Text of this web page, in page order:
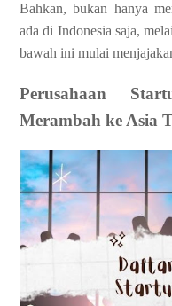
Bahkan, bukan hanya
ada di Indonesia saja,
bawah ini mulai
Perusahaan
Merambah ke Asia